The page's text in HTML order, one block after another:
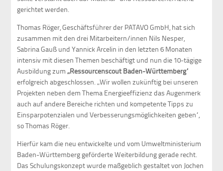
gerichtet werden.
Thomas Röger, Geschäftsführer der PATAVO GmbH, hat sich
zusammen mit den drei Mitarbeitern/innen Nils Nesper,
Sabrina Gauß und Yannick Arcelin in den letzten 6 Monaten
intensiv mit diesen Themen beschäftigt und nun die 10-tägige
Ausbildung zum„Ressourcenscout Baden-Württemberg“
erfolgreich abgeschlossen. „Wir wollen zukünftig bei unseren
Projekten neben dem Thema Energieeffizienz das Augenmerk
auch auf andere Bereiche richten und kompetente Tipps zu
Einsparpotenzialen und Verbesserungsmöglichkeiten geben“,
so Thomas Röger.
Hierfür kam die neu entwickelte und vom Umweltministerium
Baden-Württemberg geförderte Weiterbildung gerade recht.
Das Schulungskonzept wurde maßgeblich gestaltet von Jochen